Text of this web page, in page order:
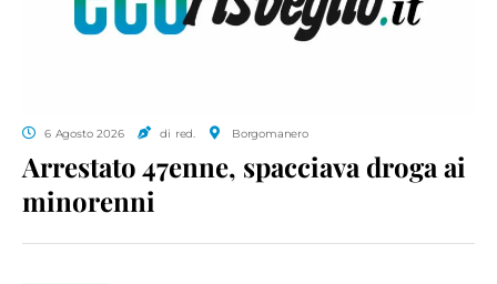
6 Agosto 2026 di red. Borgomanero
Arrestato 47enne, spacciava droga ai
minorenni